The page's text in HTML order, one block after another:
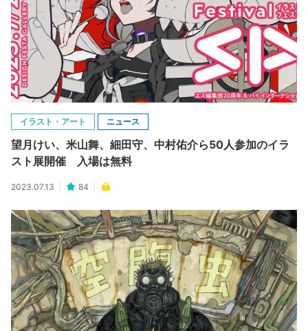
イラスト・アート ニュース
望月けい、米山舞、細田守、中村佑介ら50人参加のイラ
スト展開催 入場は無料
2023.07.13 84